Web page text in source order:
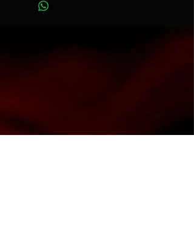
Art. color182